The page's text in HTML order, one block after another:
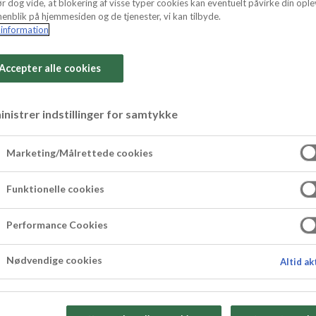
marcipan
gulerodskage – faktisk synes vi, det er
som gør den saftig i hver eneste bid.
saftighed har vi tilsat marcipan, som
tilfører en dejlig, aromatisk sødme, og
ostecreme med et tvist af citron, der
klassiker, som vækker begejstring hos
dog vide, at blokering af visse typer cookies kan eventuelt påvirke din
på hjemmesiden og de tjenester, vi kan tilbyde.
alle cookies
indstillinger for samtykke
Marketing/Målrettede cookies
Funktionelle cookies
Performance Cookies
Nødvendige cookies Altid